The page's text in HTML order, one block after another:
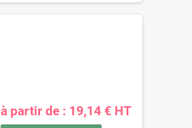
à partir de : 19,14 € HT